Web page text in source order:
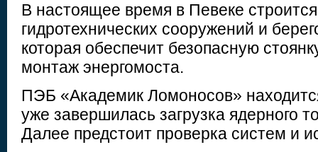
В настоящее время в Певеке
гидротехнических сооружений и
которая обеспечит безопасную
монтаж энергомоста.
ПЭБ «Академик Ломоносов»
уже завершилась загрузка ядерного
Далее предстоит проверка систем и